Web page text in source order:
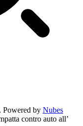
Powered by Nubes
contro auto all’